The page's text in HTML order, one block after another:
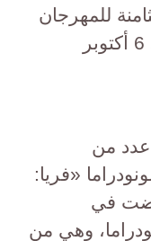
للمهرجان
المقامة فى الفترة من 2 حتى 6 أكتوبر
عدد من
«فريا:
في
وهي من